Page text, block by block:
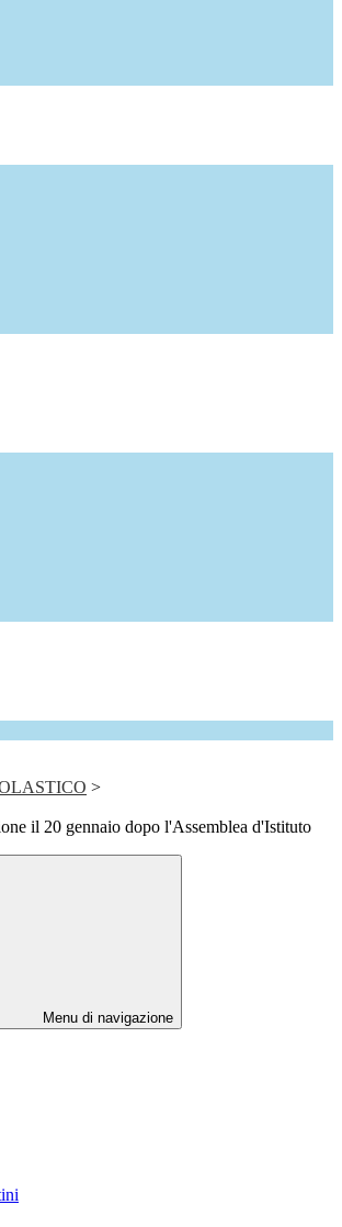
>
il 20 gennaio dopo l'Assemblea d'Istituto
Menu di navigazione